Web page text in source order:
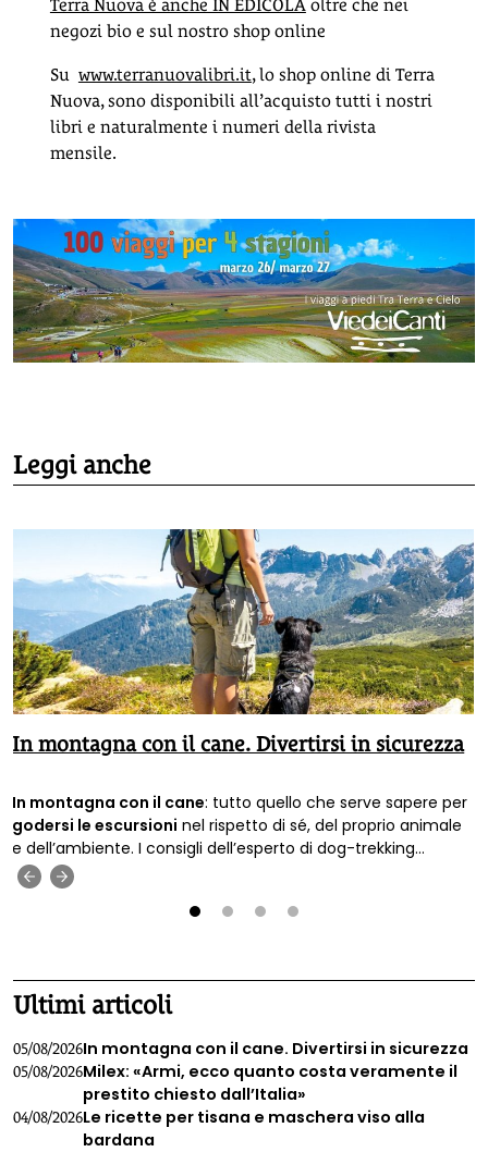
Terra Nuova è anche IN EDICOLAoltre che nei
negozi bio e sul nostro shop online
Su www.terranuovalibri.it, lo shop online di Terra
Nuova, sono disponibili all’acquisto tutti i nostri
libri e naturalmente i numeri della rivista
mensile.
Leggi anche
In montagna con il cane. Divertirsi in sicurezza
In montagna con il cane: tutto quello che serve sapere per
godersi le escursioni nel rispetto di sé, del proprio animale
e dell’ambiente. I consigli dell’esperto di dog-trekking
Francesco Scagliotti.
Ultimi articoli
05/08/2026In montagna con il cane. Divertirsi in sicurezza
05/08/2026Milex: «Armi, ecco quanto costa veramente il
prestito chiesto dall’Italia»
04/08/2026Le ricette per tisana e maschera viso alla
bardana